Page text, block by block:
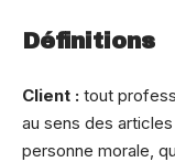
Définitions
Client : tout
au sens des
personne morale,